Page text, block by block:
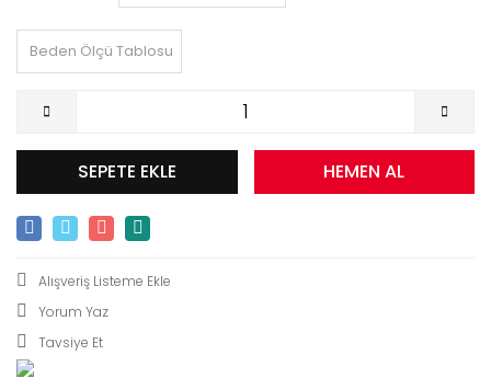
Beden Ölçü Tablosu
SEPETE EKLE HEMEN AL
Yorum Yaz
Tavsiye Et